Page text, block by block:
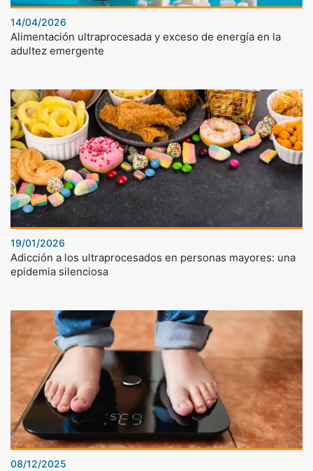
14/04/2026
Alimentación ultraprocesada y exceso de energía en la
adultez emergente
19/01/2026
Adicción a los ultraprocesados en personas mayores: una
epidemia silenciosa
08/12/2025